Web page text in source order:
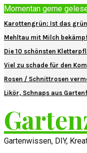
Momentan gerne
Karottengrün: Ist das
Mehltau mit Milch
Die 10 schönsten
Viel zu schade für den
Rosen / Schnittrosen
Likör, Schnaps aus
Gartenwissen, DIY,